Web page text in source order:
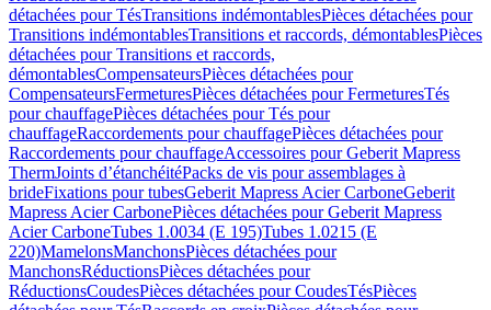
détachées pour TésTransitions indémontablesPièces détachées pour
Transitions indémontablesTransitions et raccords, démontablesPièces
détachées pour Transitions et raccords,
démontablesCompensateursPièces détachées pour
CompensateursFermeturesPièces détachées pour FermeturesTés
pour chauffagePièces détachées pour Tés pour
chauffageRaccordements pour chauffagePièces détachées pour
Raccordements pour chauffageAccessoires pour Geberit Mapress
ThermJoints d’étanchéitéPacks de vis pour assemblages à
brideFixations pour tubesGeberit Mapress Acier CarboneGeberit
Mapress Acier CarbonePièces détachées pour Geberit Mapress
Acier CarboneTubes 1.0034 (E 195)Tubes 1.0215 (E
220)MamelonsManchonsPièces détachées pour
ManchonsRéductionsPièces détachées pour
RéductionsCoudesPièces détachées pour CoudesTésPièces